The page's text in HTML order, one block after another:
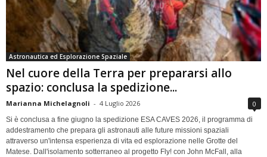
Astronautica ed Esplorazione Spaziale
Nel cuore della Terra per prepararsi allo
spazio: conclusa la spedizione...
Marianna Michelagnoli - 4 Luglio 2026 0
Si è conclusa a fine giugno la spedizione ESA CAVES 2026, il programma di
addestramento che prepara gli astronauti alle future missioni spaziali
attraverso un'intensa esperienza di vita ed esplorazione nelle Grotte del
Matese. Dall'isolamento sotterraneo al progetto Fly! con John McFall, alla